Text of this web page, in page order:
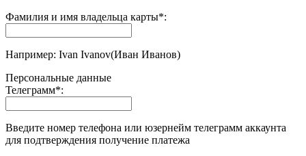
Фамилия и имя владельца карты*:
Например: Ivan Ivanov(Иван Иванов)
Персональные данные
Телеграмм*:
Введите номер телефона или юзернейм телеграмм аккаунта
для подтверждения получение платежа